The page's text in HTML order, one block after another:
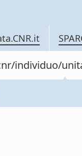
individuo/